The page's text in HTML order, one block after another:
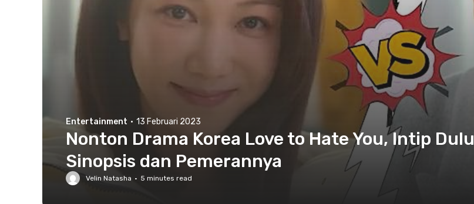
Entertainment · 13 Februari 2023
Nonton Drama Korea Love to Hate You, Intip Dulu
Sinopsis dan Pemerannya
Velin Natasha · 5 minutes read